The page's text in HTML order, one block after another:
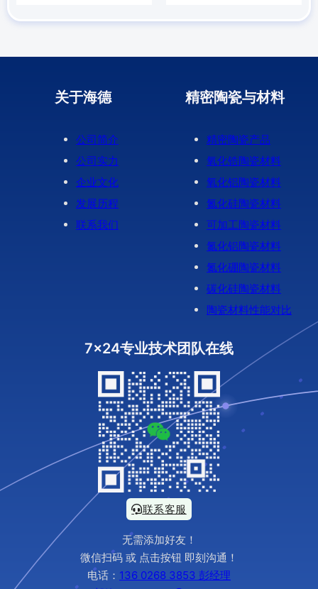
关于海德
公司简介
公司实力
企业文化
发展历程
联系我们
精密陶瓷与材料
精密陶瓷产品
氧化锆陶瓷材料
氧化铝陶瓷材料
氮化硅陶瓷材料
可加工陶瓷材料
氮化铝陶瓷材料
氮化硼陶瓷材料
碳化硅陶瓷材料
陶瓷材料性能对比
7x24专业技术团队在线
联系客服
无需添加好友！
微信扫码 或 点击按钮 即刻沟通！
电话： 136 0268 3853 彭经理